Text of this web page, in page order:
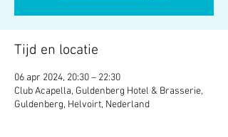
Tijd en locatie
06 apr 2024, 20:30 – 22:30
Club Acapella, Guldenberg Hotel & Brasserie,
Guldenberg, Helvoirt, Nederland